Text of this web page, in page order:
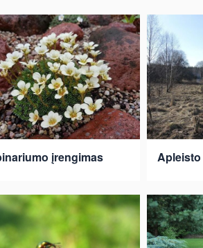
įrengimas